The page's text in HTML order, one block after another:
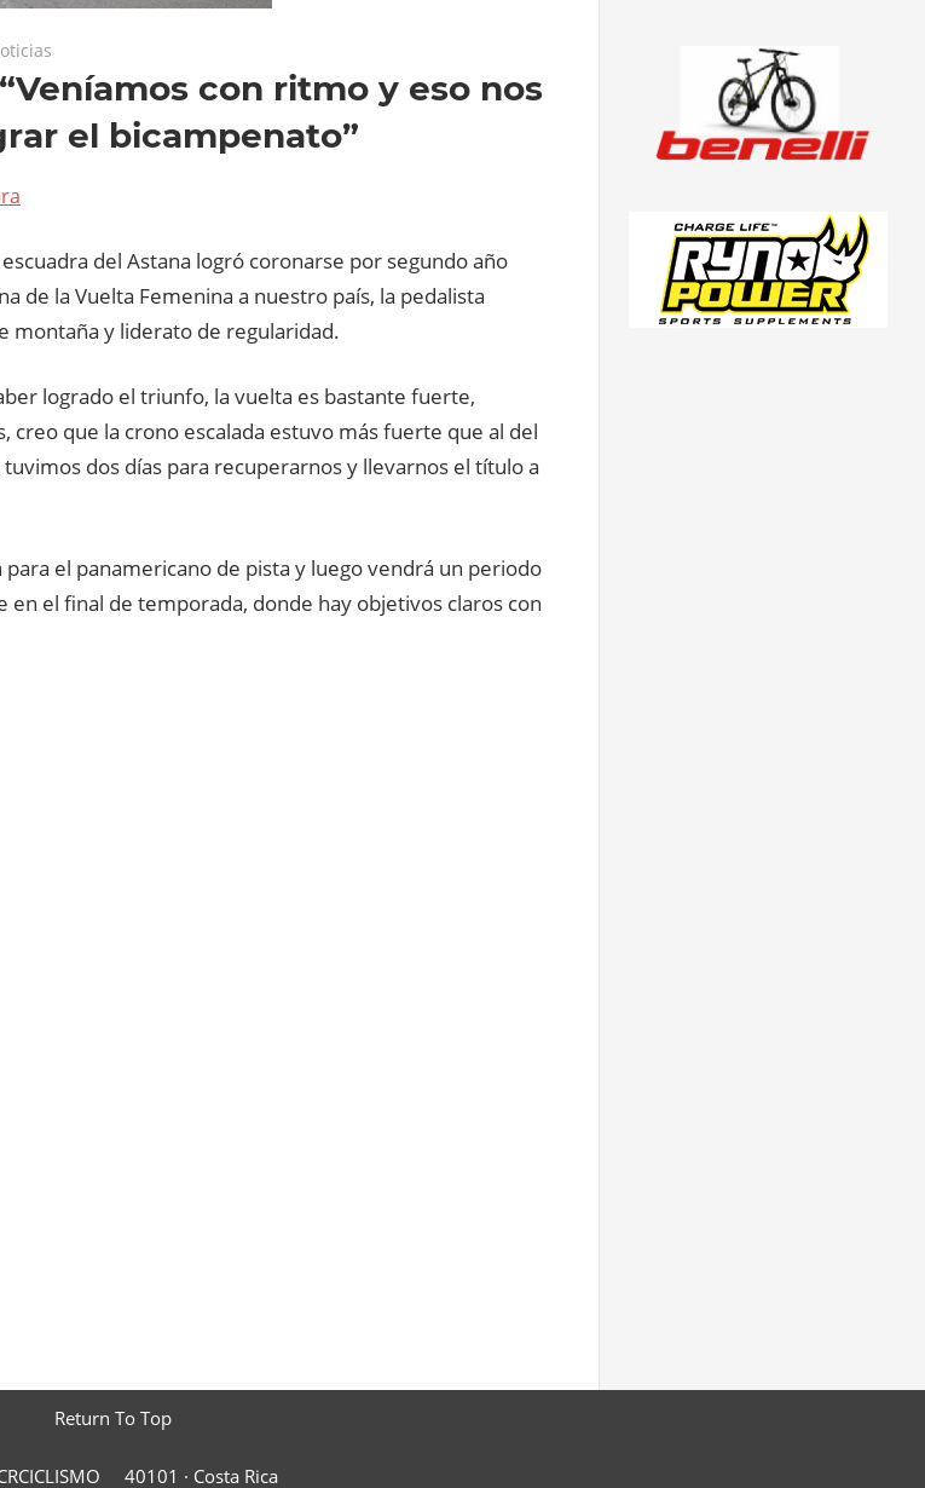
con ritmo y eso nos
el bicampenato”
del Astana logró coronarse por segundo año
de la Vuelta Femenina a nuestro país, la pedalista
montaña y liderato de regularidad.
logrado el triunfo, la vuelta es bastante fuerte,
creo que la crono escalada estuvo más fuerte que al del
dos días para recuperarnos y llevarnos el título a
el panamericano de pista y luego vendrá un periodo
en el final de temporada, donde hay objetivos claros con
Return To Top
40101 · Costa Rica